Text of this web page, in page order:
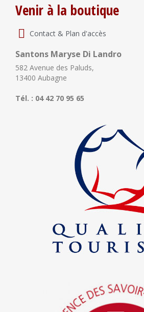
Venir à la boutique
Contact & Plan d'accès
Santons Maryse Di Landro
582 Avenue des Paluds,
13400 Aubagne
Tél. : 04 42 70 95 65